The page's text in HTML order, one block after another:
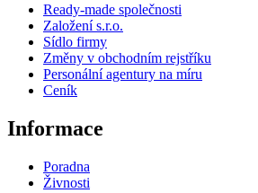
Ready-made společnosti
Založení s.r.o.
Sídlo firmy
Změny v obchodním rejstříku
Personální agentury na míru
Ceník
Informace
Poradna
Živnosti